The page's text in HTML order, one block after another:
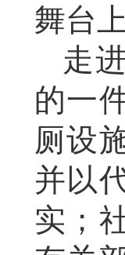
舞台
走
的一
厕设
并以
实；